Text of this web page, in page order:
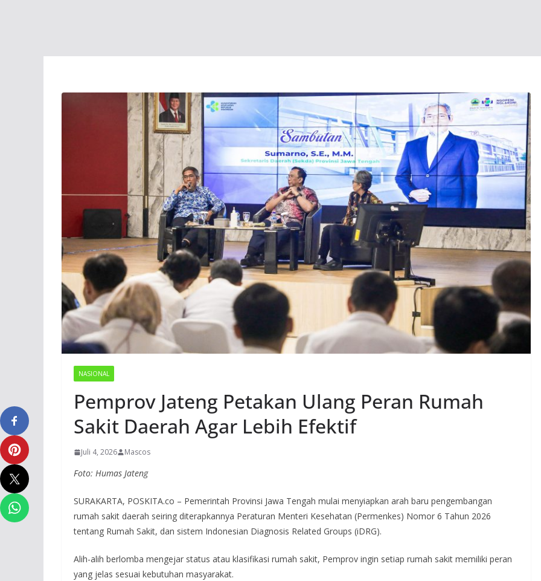
NASIONAL
Pemprov Jateng Petakan Ulang Peran Rumah
Sakit Daerah Agar Lebih Efektif
Juli 4, 2026 Mascos
Foto: Humas Jateng
SURAKARTA, POSKITA.co – Pemerintah Provinsi Jawa Tengah mulai menyiapkan arah baru pengembangan
rumah sakit daerah seiring diterapkannya Peraturan Menteri Kesehatan (Permenkes) Nomor 6 Tahun 2026
tentang Rumah Sakit, dan sistem Indonesian Diagnosis Related Groups (iDRG).
Alih-alih berlomba mengejar status atau klasifikasi rumah sakit, Pemprov ingin setiap rumah sakit memiliki peran
yang jelas sesuai kebutuhan masyarakat.